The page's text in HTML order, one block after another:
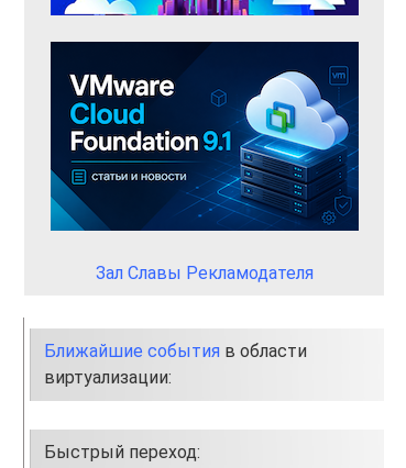
Зал Славы Рекламодателя
Ближайшие события в области
виртуализации:
Быстрый переход: